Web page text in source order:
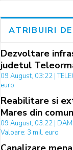
ATRIBUIRI
Dezvoltare
judetul
09 August, 03:22 |
euro
Reabilitare si
Mares din
09 August, 03:22 |
Valoare: 3 mil. euro